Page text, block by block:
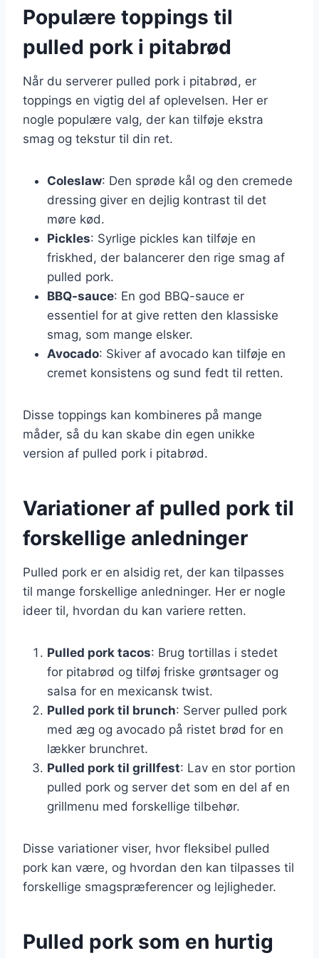
Populære toppings til
pulled pork i pitabrød
Når du serverer pulled pork i pitabrød, er
toppings en vigtig del af oplevelsen. Her er
nogle populære valg, der kan tilføje ekstra
smag og tekstur til din ret.
Coleslaw: Den sprøde kål og den cremede
dressing giver en dejlig kontrast til det
møre kød.
Pickles: Syrlige pickles kan tilføje en
friskhed, der balancerer den rige smag af
pulled pork.
BBQ-sauce: En god BBQ-sauce er
essentiel for at give retten den klassiske
smag, som mange elsker.
Avocado: Skiver af avocado kan tilføje en
cremet konsistens og sund fedt til retten.
Disse toppings kan kombineres på mange
måder, så du kan skabe din egen unikke
version af pulled pork i pitabrød.
Variationer af pulled pork til
forskellige anledninger
Pulled pork er en alsidig ret, der kan tilpasses
til mange forskellige anledninger. Her er nogle
ideer til, hvordan du kan variere retten.
Pulled pork tacos: Brug tortillas i stedet
for pitabrød og tilføj friske grøntsager og
salsa for en mexicansk twist.
Pulled pork til brunch: Server pulled pork
med æg og avocado på ristet brød for en
lækker brunchret.
Pulled pork til grillfest: Lav en stor portion
pulled pork og server det som en del af en
grillmenu med forskellige tilbehør.
Disse variationer viser, hvor fleksibel pulled
pork kan være, og hvordan den kan tilpasses til
forskellige smagspræferencer og lejligheder.
Pulled pork som en hurtig